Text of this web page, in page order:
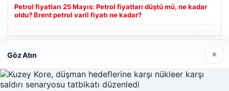
Petrol fiyatları 25 Mayıs: Petrol fiyatları düştü mü, ne kadar
oldu? Brent petrol varil fiyatı ne kadar?
Son Eklenen Firmalar
Göz Atın ×